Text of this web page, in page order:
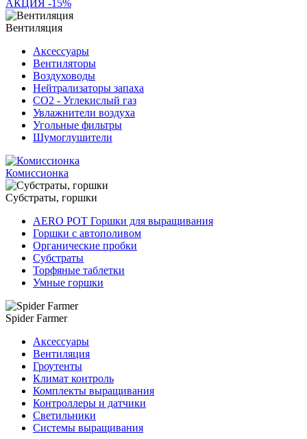
АКЦИЯ -15%
Вентиляция
Аксессуары
Вентиляторы
Воздуховоды
Нейтрализаторы запаха
СО2 - Углекислый газ
Увлажнители воздуха
Угольные фильтры
Шумоглушители
Комиссионка
Субстраты, горшки
AERO POT Горшки для выращивания
Горшки с автополивом
Органические пробки
Субстраты
Торфяные таблетки
Умные горшки
Spider Farmer
Аксессуары
Вентиляция
Гроутенты
Климат контроль
Комплекты выращивания
Контроллеры и датчики
Светильники
Системы выращивания